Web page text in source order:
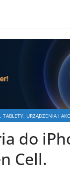
TABLETY, URZĄDZENIA I
do
Cell.